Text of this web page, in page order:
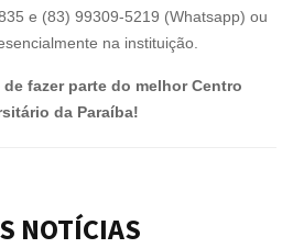
e (83) 99309-5219 (Whatsapp) ou
na instituição.
fazer parte do melhor Centro
da Paraíba!
NOTÍCIAS